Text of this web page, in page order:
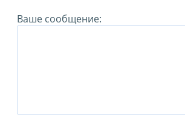
Ваше сообщение: